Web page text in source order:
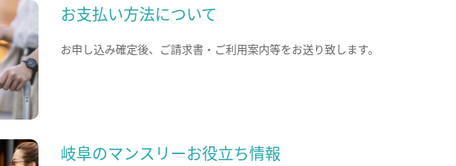
お支払い方法について
お申し込み確定後、ご請求書・ご利用案内等をお送り致します。
岐阜のマンスリーお役立ち情報